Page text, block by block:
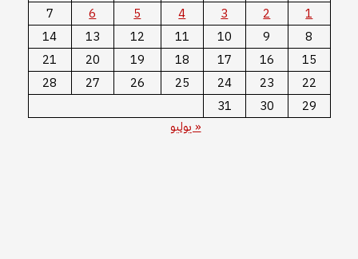
1
2
3
4
5
6
7
8
9
10
11
12
13
14
15
16
17
18
19
20
21
22
23
24
25
26
27
28
29
30
31
« يوليو